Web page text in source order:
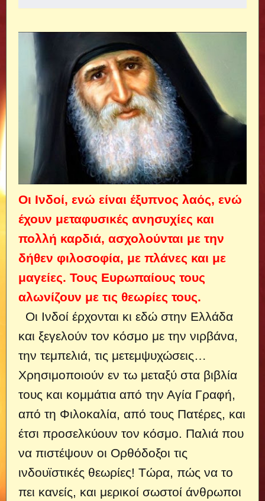
Οι Ινδοί, ενώ είναι έξυπνος λαός, ενώ
έχουν μεταφυσικές ανησυχίες και
πολλή καρδιά, ασχολούνται με την
δήθεν φιλοσοφία, με πλάνες και με
μαγείες. Τους Ευρωπαίους τους
αλωνίζουν με τις θεωρίες τους.
Οι Ινδοί έρχονται κι εδώ στην Ελλάδα
και ξεγελούν τον κόσμο με την νιρβάνα,
την τεμπελιά, τις μετεμψυχώσεις…
Χρησιμοποιούν εν τω μεταξύ στα βιβλία
τους και κομμάτια από την Αγία Γραφή,
από τη Φιλοκαλία, από τους Πατέρες, και
έτσι προσελκύουν τον κόσμο. Παλιά που
να πιστέψουν οι Ορθόδοξοι τις
ινδουϊστικές θεωρίες! Τώρα, πώς να το
πει κανείς, και μερικοί σωστοί άνθρωποι